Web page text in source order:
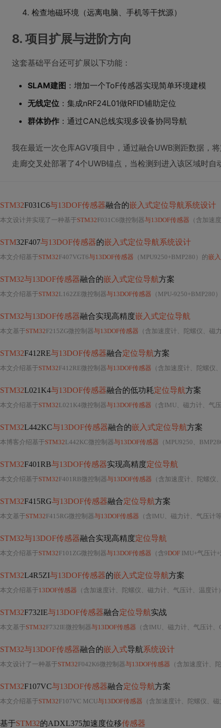
检查地磁环境（远离电脑、手机等干扰源）
8. 项目扩展与进阶方向
这套基础平台还可扩展以下功能：
SLAM建图 ：增加一个ToF传感器实现简单环境建模
无线定位 ：集成nRF24L01做RFID辅助定位
群体协作 ：通过CAN总线实现多设备协同导航
我在最近一次仓库AGV项目中，通过融合UWB测距数据，
走廊交叉处部署了4个UWB锚点，当检测到进入该区域时自
STM32F031C6与13DOF传感器融合的嵌入式定位导航系统设计
本文设计并实现了一种基于STM32F031C6微控制器与13DOF传感器 （含加速
STM32F407与13DOF传感器的嵌入式定位导航系统设计
本文介绍基于STM32F407VGT6与13DOF传感器 （MPU9250+BMP280）的嵌
STM32与13DOF传感器融合的嵌入式定位导航方案
本文介绍基于STM32L162ZE微控制器与13DOF传感器 （MPU-9250+BMP280
STM32与13DOF传感器融合实现高精度嵌入式定位导航
本文基于STM32F215ZG微控制器与13DOF传感器 （含加速度计、陀螺仪、磁
STM32F412RE与13DOF传感器融合定位导航方案
本文介绍基于STM32F412RE微控制器与13DOF传感器 （含加速度计、陀螺仪
STM32L021K4与13DOF传感器融合的低功耗定位导航方案
本文介绍基于STM32L021K4微控制器与13DOF传感器 （含IMU、磁力计、气
STM32L442KC与13DOF传感器融合的嵌入式定位导航方案
本博客介绍基于STM32L442KC微控制器与13DOF传感器 （MPU9250、
STM32F401RB与13DOF传感器实现高精度定位导航
本文介绍基于STM32F401RB微控制器与13DOF传感器 （含加速度计、陀螺仪
STM32F415RG与13DOF传感器融合定位导航方案
本文基于STM32F415RG微控制器与13DOF传感器 （含IMU、磁力计、气压计
STM32与13DOF传感器融合实现高精度定位导航
本文介绍基于STM32F101ZG微控制器与13DOF传感器 （含9DOF IMU+气压计
STM32L4R5ZI与13DOF传感器的嵌入式定位导航方案
本文介绍基于13DOF传感器 （含加速度计、陀螺仪、磁力计、气压计、温度计
STM32F732IE与13DOF传感器融合定位导航实战
本文基于STM32F732IE微控制器与13DOF传感器 （含IMU、磁力计、气压计、
STM32与13DOF传感器融合的嵌入式导航系统设计
本文设计了一种基于STM32F042K6微控制器与13DOF传感器 （含加速度计、
STM32F107VC与13DOF传感器融合定位导航方案
本文介绍基于STM32F107VC MCU与13DOF传感器 （含加速度计、陀螺仪、
基于STM32的ADXL375加速度位移传感器